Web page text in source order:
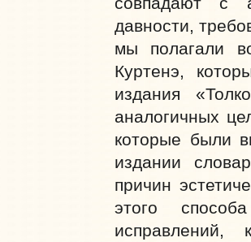
давности,
мы полагали
Куртенэ,
издания
аналогичных
которые были
издании
причин
этого